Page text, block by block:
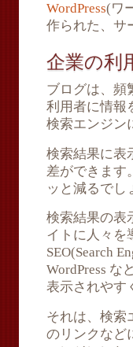
WordPress(ワ
作られた、サ
企業の利
ブログは、頻
利用者に情報
検索エンジン
検索結果に表
差ができます
ッと減るでし
検索結果の表
イトに人々を
SEO(Search
WordPress な
表示されやす
それは、検索
のリンクなど